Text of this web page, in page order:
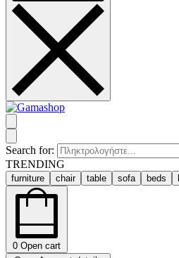
Search for:
TRENDING
furniture chair table sofa beds
0 Open cart